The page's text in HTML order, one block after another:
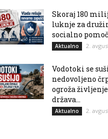
Skoraj 180
luknje za
socialno
Aktualno 2.
Vodotoki se
nedovoljeno
ogroža
država...
Aktualno 2.